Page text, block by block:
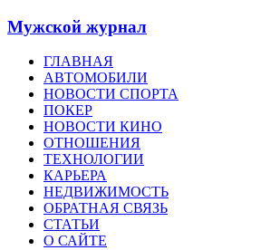
Мужской журнал
ГЛАВНАЯ
АВТОМОБИЛИ
НОВОСТИ СПОРТА
ПОКЕР
НОВОСТИ КИНО
ОТНОШЕНИЯ
ТЕХНОЛОГИИ
КАРЬЕРА
НЕДВИЖИМОСТЬ
ОБРАТНАЯ СВЯЗЬ
СТАТЬИ
О САЙТЕ